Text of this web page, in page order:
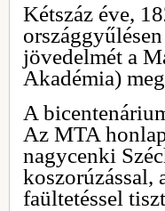
Kétszáz éve,
jövedelmét a
Akadémia)
A
Az MTA
nagycenki
koszorúzással,
faültetéssel